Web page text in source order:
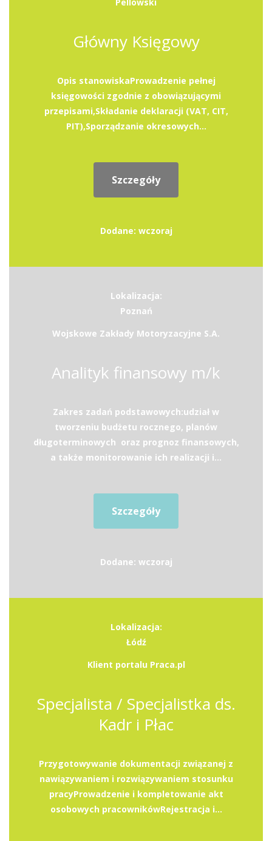
Główny Księgowy
Opis stanowiskaProwadzenie pełnej
księgowości zgodnie z obowiązującymi
przepisami,Składanie deklaracji (VAT, CIT,
PIT),Sporządzanie okresowych...
Szczegóły
Dodane: wczoraj
Lokalizacja:
Poznań
Wojskowe Zakłady Motoryzacyjne S.A.
Analityk finansowy m/k
Zakres zadań podstawowych:udział w
tworzeniu budżetu rocznego, planów
długoterminowych oraz prognoz finansowych,
a także monitorowanie ich realizacji i...
Szczegóły
Dodane: wczoraj
Lokalizacja:
Łódź
Klient portalu Praca.pl
Specjalista / Specjalistka ds.
Kadr i Płac
Przygotowywanie dokumentacji związanej z
nawiązywaniem i rozwiązywaniem stosunku
pracyProwadzenie i kompletowanie akt
osobowych pracownikówRejestracja i...